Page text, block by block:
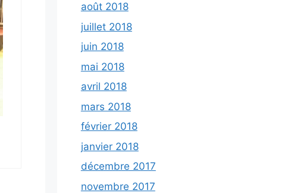
août 2018
juillet 2018
juin 2018
mai 2018
avril 2018
mars 2018
février 2018
janvier 2018
décembre 2017
novembre 2017